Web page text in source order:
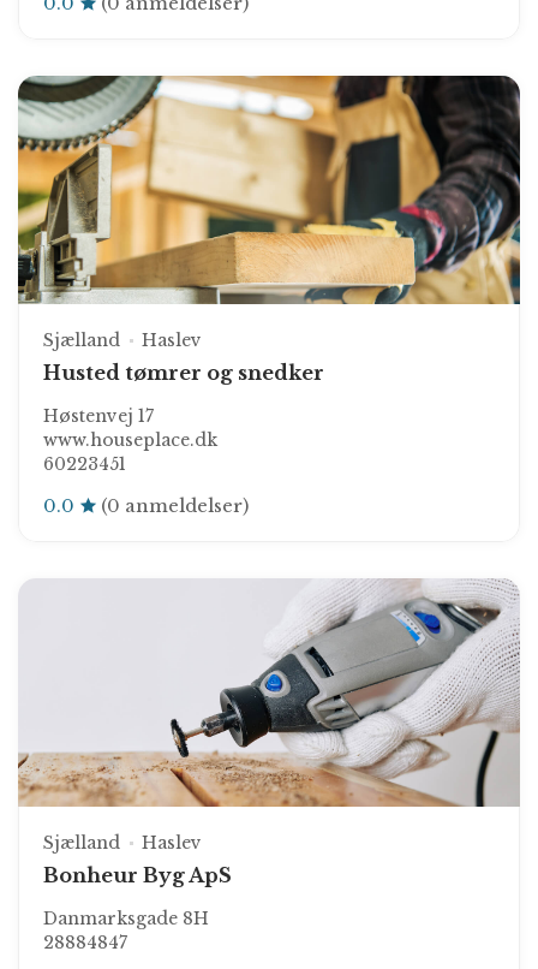
Sjælland Haslev
Husted tømrer og snedker
Høstenvej 17
www.houseplace.dk
60223451
0.0 (0 anmeldelser)
Sjælland Haslev
Bonheur Byg ApS
Danmarksgade 8H
28884847